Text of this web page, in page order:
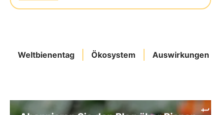
Weltbienentag Ökosystem Auswirkungen